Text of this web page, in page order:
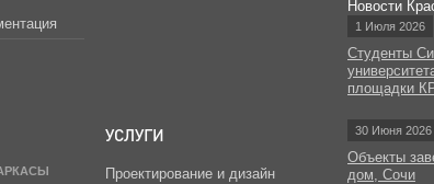
УСЛУГИ
Проектирование и дизайн
Новости
1 Июля 2026
Студенты
площадки
30 Июня 2026
Объекты
дом, Сочи